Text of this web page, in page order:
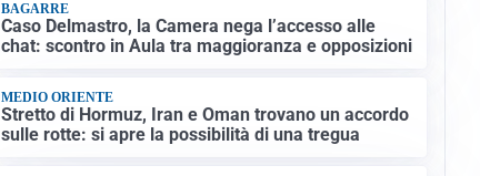
BAGARRE
Caso Delmastro, la Camera nega l’accesso alle
chat: scontro in Aula tra maggioranza e opposizioni
MEDIO ORIENTE
Stretto di Hormuz, Iran e Oman trovano un accordo
sulle rotte: si apre la possibilità di una tregua